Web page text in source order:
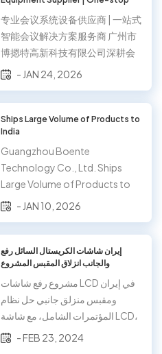
customized tripod order for a
valued client in the United
States, demonstrating the
company's strong capability...
Provider
专业会议系统设备供应商 | 一站式
智能会议解决方案服务商 广州市
博摁特高新科技有限公司深耕会
议系统设备研发与供应领域，以
全球政企客户打造全场景、高适
配的智能会议解决方案。我们的
产品体系全覆盖内部及外部会议
系统全品类，从实现本地高效协
作的会议室硬件搭建，到支撑跨
区域、跨国界的远...
- JAN 24, 2026
Ships Large Volume of Products to
India
Guangzhou Boente
Technology Co., Ltd. Ships
Large Volume of Products to
India, Demonstrating Product
Recently, Guangzhou Boente
Technology Co., Ltd. has
successfully shipped a large
batch of high-quality products
to India via sea freight. This
shipment includes the...
- JAN 10, 2026
إيران شاشات الكريستال السائل رفع
والجانب انزلاق المقبس المشروع
مشروع رفع شاشات LCD في إيران
ومقبس منزلق جانبي حل نظام
المؤتمرات الشامل، مع شاشة LCD،
ورافع الميكروفون، ونظام بدون ورق
- FEB 23, 2024